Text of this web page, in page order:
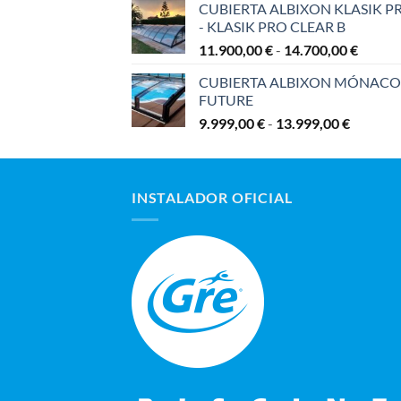
CUBIERTA ALBIXON KLASIK
- KLASIK PRO CLEAR B
11.900,00€- 14.700,00€Rango
precios:
CUBIERTA ALBIXON MÓNACO
FUTURE
9.999,00€- 13.999,00€Rango
precios:
INSTALADOR OFICIAL